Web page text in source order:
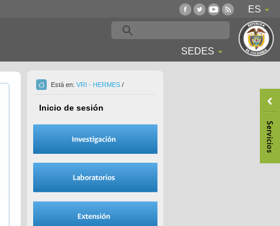
ES
SEDES
Está en: VRI - HERMES /
Inicio de sesión